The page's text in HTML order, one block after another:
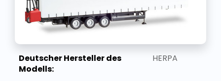
Deutscher Hersteller des
Modells:
HERPA